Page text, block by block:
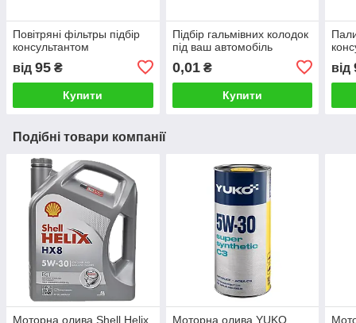
Повітряні фільтры підбір
консультантом
від 95 ₴
Купити
Підбір гальмівних колодок
під ваш автомобіль
0,01₴
Купити
від
Подібні товари компанії
Моторна олива Shell Helix
Моторна олива YUKO